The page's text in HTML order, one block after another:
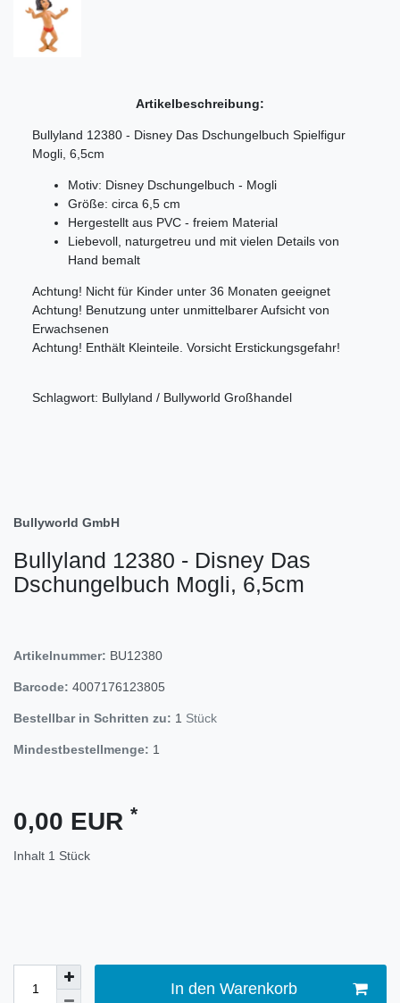
Artikelbeschreibung:
Bullyland 12380 - Disney Das Dschungelbuch Spielfigur
Mogli, 6,5cm
Motiv: Disney Dschungelbuch - Mogli
Größe: circa 6,5 cm
Hergestellt aus PVC - freiem Material
Liebevoll, naturgetreu und mit vielen Details von
Hand bemalt
Achtung! Nicht für Kinder unter 36 Monaten geeignet
Achtung! Benutzung unter unmittelbarer Aufsicht von
Erwachsenen
Achtung! Enthält Kleinteile. Vorsicht Erstickungsgefahr!
Schlagwort: Bullyland / Bullyworld Großhandel
Bullyworld GmbH
Bullyland 12380 - Disney Das
Dschungelbuch Mogli, 6,5cm
Artikelnummer: BU12380
Barcode: 4007176123805
Bestellbar in Schritten zu: 1 Stück
Mindestbestellmenge: 1
0,00 EUR *
Inhalt 1 Stück
In den Warenkorb